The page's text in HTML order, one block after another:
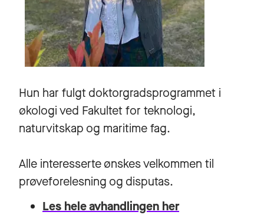
Hun har fulgt doktorgradsprogrammet i
økologi ved Fakultet for teknologi,
naturvitskap og maritime fag.
Alle interesserte ønskes velkommen til
prøveforelesning og disputas.
Les hele avhandlingen her